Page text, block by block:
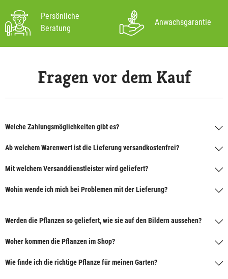
Persönliche
Beratung
Anwachsgarantie
Fragen vor dem Kauf
Welche Zahlungsmöglichkeiten gibt es?
Ab welchem Warenwert ist die Lieferung versandkostenfrei?
Mit welchem Versanddienstleister wird geliefert?
Wohin wende ich mich bei Problemen mit der Lieferung?
Werden die Pflanzen so geliefert, wie sie auf den Bildern aussehen?
Woher kommen die Pflanzen im Shop?
Wie finde ich die richtige Pflanze für meinen Garten?